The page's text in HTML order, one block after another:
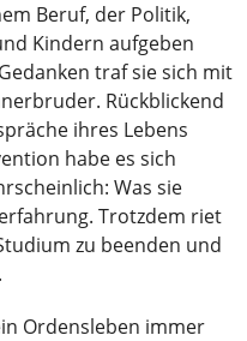
Beruf, der Politik,
Kindern aufgeben
traf sie sich mit
Rückblickend
ihres Lebens
habe es sich
Was sie
Trotzdem riet
zu beenden und
Ordensleben immer